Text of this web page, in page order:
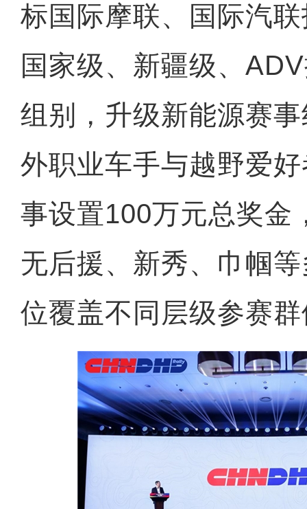
标国际摩联、国际汽
国家级、新疆级、
组别，升级新能源赛
外职业车手与越野爱
事设置100万元总奖金
无后援、新秀、巾帼
位覆盖不同层级参赛